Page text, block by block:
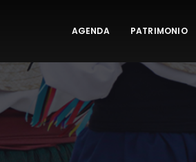
AGENDA PATRIMONIO